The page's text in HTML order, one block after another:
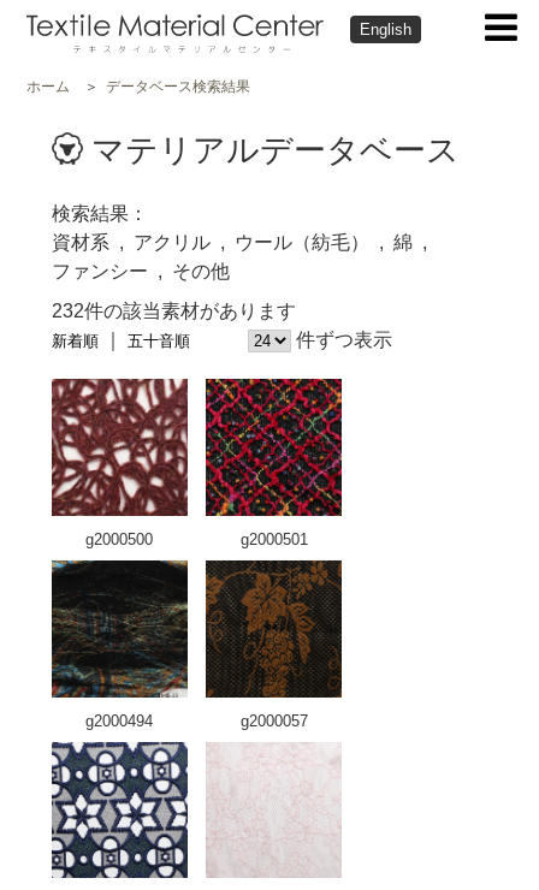
English
ホーム データベース検索結果
マテリアルデータベース
検索結果
資材系
アクリル ウール（紡毛）
綿
ファンシー
その他
232件の該当素材があります
新着順 五十音順 件ずつ表示
g2000500 g2000501
g2000494 g2000057